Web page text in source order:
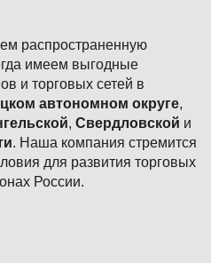
распространенную
имеем выгодные
и торговых сетей в
автономном округе,
, Свердловской и
. Наша компания стремится
для развития торговых
России.